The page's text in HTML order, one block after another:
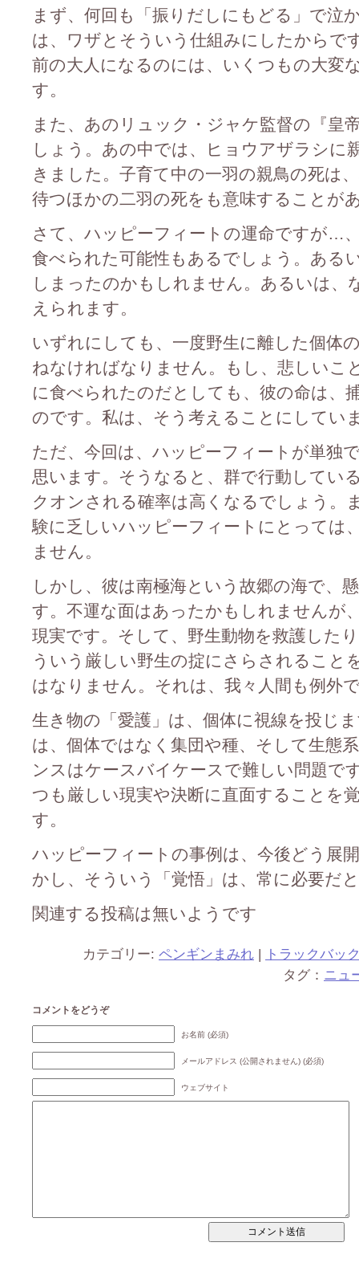
まず、何回も「振りだしにもどる」で泣
は、ワザとそういう仕組みにしたからで
前の大人になるのには、いくつもの大変
す。
また、あのリュック・ジャケ監督の『皇
しょう。あの中では、ヒョウアザラシに
きました。子育て中の一羽の親鳥の死は
待つほかの二羽の死をも意味することが
さて、ハッピーフィートの運命ですが…
食べられた可能性もあるでしょう。ある
しまったのかもしれません。あるいは、
えられます。
いずれにしても、一度野生に離した個体
ねなければなりません。もし、悲しいこ
に食べられたのだとしても、彼の命は、
のです。私は、そう考えることにしてい
ただ、今回は、ハッピーフィートが単独
思います。そうなると、群で行動してい
クオンされる確率は高くなるでしょう。
験に乏しいハッピーフィートにとっては
ません。
しかし、彼は南極海という故郷の海で、
す。不運な面はあったかもしれませんが
現実です。そして、野生動物を救護した
ういう厳しい野生の掟にさらされること
はなりません。それは、我々人間も例外
生き物の「愛護」は、個体に視線を投じ
は、個体ではなく集団や種、そして生態
ンスはケースバイケースで難しい問題で
つも厳しい現実や決断に直面することを
す。
ハッピーフィートの事例は、今後どう展
かし、そういう「覚悟」は、常に必要だ
関連する投稿は無いようです
カテゴリー: ペンギンまみれ | トラックバッ
タグ： ニュ
コメントをどうぞ
お名前 (必須)
メールアドレス (公開されません) (必須)
ウェブサイト